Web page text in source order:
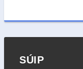
SÚIP